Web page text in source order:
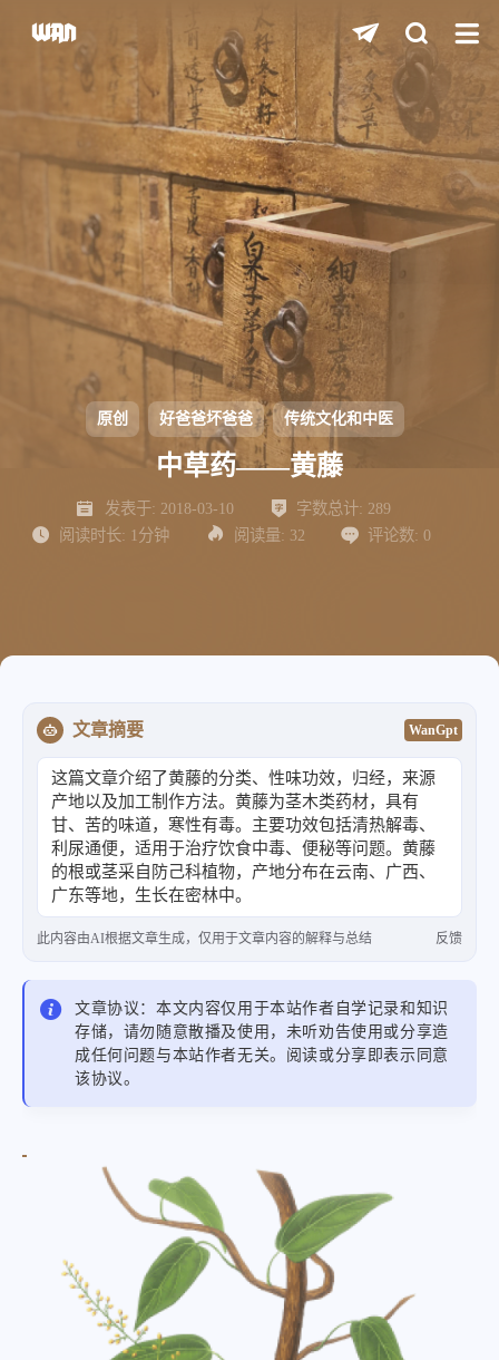
shift 关闭快捷键功能
打开中控台
M 播放/暂停音乐
shift D 深色/浅色显示模式
站内搜索
随机访问
H 返回首页
L 友链页面
原创 好爸爸坏爸爸 传统文化和中医
中草药——黄藤
发表于: 2018-03-10 字数总计: 289
阅读时长: 1分钟 阅读量: 32 评论数: 0
文章摘要 WanGpt
这篇文章介绍了黄藤的分类、性味功效，归经，来源
产地以及加工制作方法。黄藤为茎木类药材，具有
甘、苦的味道，寒性有毒。主要功效包括清热解毒、
利尿通便，适用于治疗饮食中毒、便秘等问题。黄藤
的根或茎采自防己科植物，产地分布在云南、广西、
广东等地，生长在密林中。
此内容由AI根据文章生成，仅用于文章内容的解释与总结 反馈
文章协议：本文内容仅用于本站作者自学记录和知识
存储，请勿随意散播及使用，未听劝告使用或分享造
成任何问题与本站作者无关。阅读或分享即表示同意
该协议。